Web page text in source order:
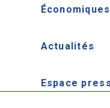
Économiques
Actualités
Espace